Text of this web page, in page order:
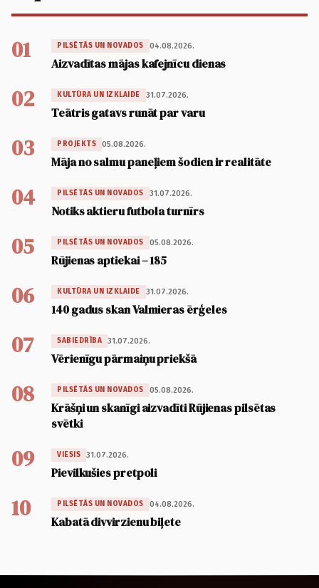
01 PILSĒTĀS UN NOVADOS 04.08.2026.
Aizvadītas mājas kafejnīcu dienas
02 KULTŪRA UN IZKLAIDE 31.07.2026.
Teātris gatavs runāt par varu
03 PROJEKTS 05.08.2026.
Māja no salmu paneļiem šodien ir realitāte
04 PILSĒTĀS UN NOVADOS 31.07.2026.
Notiks aktieru futbola turnīrs
05 PILSĒTĀS UN NOVADOS 05.08.2026.
Rūjienas aptiekai – 185
06 KULTŪRA UN IZKLAIDE 31.07.2026.
140 gadus skan Valmieras ērģeles
07 SABIEDRĪBA 31.07.2026.
Vērienīgu pārmaiņu priekšā
08 PILSĒTĀS UN NOVADOS 05.08.2026.
Krāšņi un skanīgi aizvadīti Rūjienas pilsētas
svētki
09 VIESIS 31.07.2026.
Pievilkušies pretpoli
10 PILSĒTĀS UN NOVADOS 04.08.2026.
Kabatā divvirzienu biļete